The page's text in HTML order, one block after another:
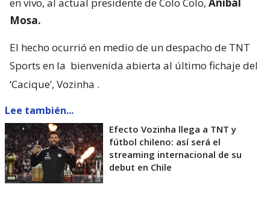
Mosa.
El hecho ocurrió en medio de un despacho de TNT
Sports en la bienvenida abierta al último fichaje del
‘Cacique’, Vozinha .
Lee también...
Efecto Vozinha llega a TNT y
fútbol chileno: así será el
streaming internacional de su
debut en Chile